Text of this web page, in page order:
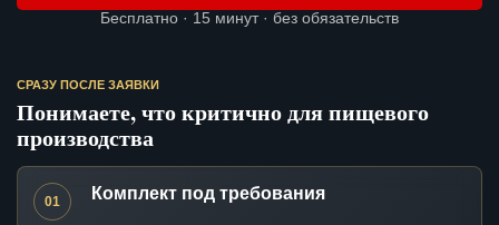
Бесплатно · 15 минут · без обязательств
СРАЗУ ПОСЛЕ ЗАЯВКИ
Понимаете, что критично для пищевого
производства
01 Комплект под требования